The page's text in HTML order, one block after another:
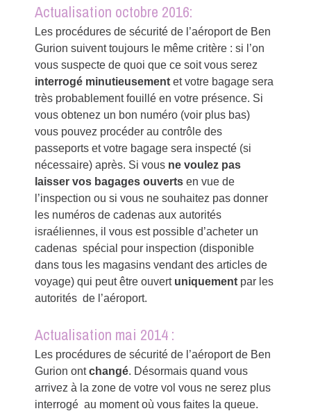
Actualisation octobre 2016:
Les procédures de sécurité de l’aéroport de Ben
Gurion suivent toujours le même critère : si l’on
vous suspecte de quoi que ce soit vous serez
interrogé minutieusement et votre bagage sera
très probablement fouillé en votre présence. Si
vous obtenez un bon numéro (voir plus bas)
vous pouvez procéder au contrôle des
passeports et votre bagage sera inspecté (si
nécessaire) après. Si vous ne voulez pas
laisser vos bagages ouverts en vue de
l’inspection ou si vous ne souhaitez pas donner
les numéros de cadenas aux autorités
israéliennes, il vous est possible d’acheter un
cadenas spécial pour inspection (disponible
dans tous les magasins vendant des articles de
voyage) qui peut être ouvert uniquement par les
autorités de l’aéroport.
Actualisation mai 2014 :
Les procédures de sécurité de l’aéroport de Ben
Gurion ontchangé. Désormais quand vous
arrivez à la zone de votre vol vous ne serez plus
interrogé au moment où vous faites la queue.